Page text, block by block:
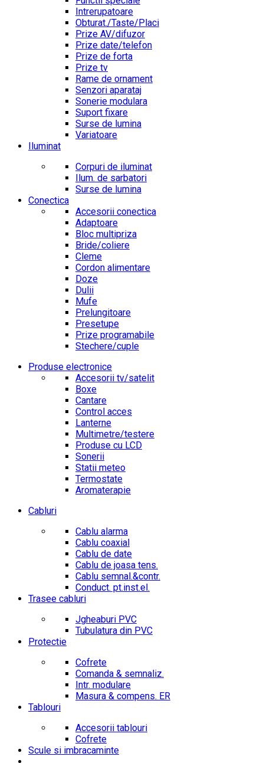
Intrerupatoare
Obturat./Taste/Placi
Prize AV/difuzor
Prize date/telefon
Prize de forta
Prize tv
Rame de ornament
Senzori aparataj
Sonerie modulara
Suport fixare
Surse de lumina
Variatoare
Iluminat
Corpuri de iluminat
Ilum. de sarbatori
Surse de lumina
Conectica
Accesorii conectica
Adaptoare
Bloc multipriza
Bride/coliere
Cleme
Cordon alimentare
Doze
Dulii
Mufe
Prelungitoare
Presetupe
Prize programabile
Stechere/cuple
Produse electronice
Accesorii tv/satelit
Boxe
Cantare
Control acces
Lanterne
Multimetre/testere
Produse cu LCD
Sonerii
Statii meteo
Termostate
Aromaterapie
Cabluri
Cablu alarma
Cablu coaxial
Cablu de date
Cablu de joasa tens.
Cablu semnal.&contr.
Conduct. pt.inst.el.
Trasee cabluri
Jgheaburi PVC
Tubulatura din PVC
Protectie
Cofrete
Comanda & semnaliz.
Intr. modulare
Masura & compens. ER
Tablouri
Accesorii tablouri
Cofrete
Scule si imbracaminte